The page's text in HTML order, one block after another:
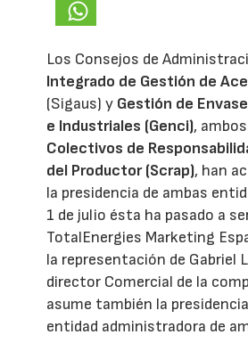
Los Consejos de
Integrado de Gestión de
(Sigaus) y Gestión de
e Industriales (Genci), ambos
Colectivos de
del Productor (Scrap), han
la presidencia de ambas
1 de julio ésta ha pasado a
TotalEnergies Marketing
la representación de Gabriel
director Comercial de la
asume también la presidencia
entidad administradora de